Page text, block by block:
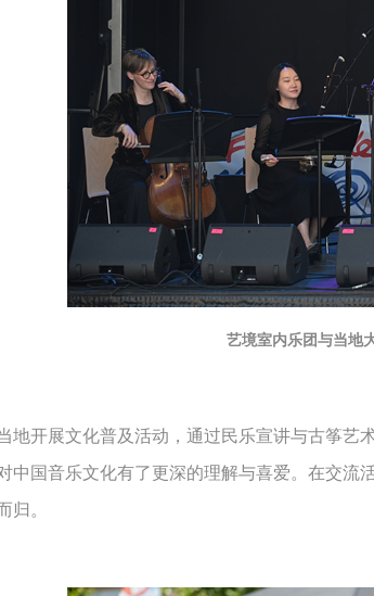
艺境室内乐团与当地
开展文化普及活动，通过民乐宣讲与古筝艺
中国音乐文化有了更深的理解与喜爱。在交
归。